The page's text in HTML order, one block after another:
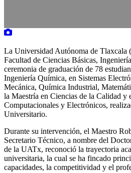
La Universidad Autónoma de Tlaxcala
Facultad de Ciencias Básicas,
ceremonia de graduación de 78
Ingeniería Química, en Sistemas
Mecánica, Química Industrial,
la Maestría en Ciencias de la Calidad y
Computacionales y Electrónicos,
Universitario.
Durante su intervención, el Maestro
Secretario Técnico, a nombre del
de la UATx, reconoció la trayectoria
universitaria, la cual se ha fincado
capacidades, la competitividad y el